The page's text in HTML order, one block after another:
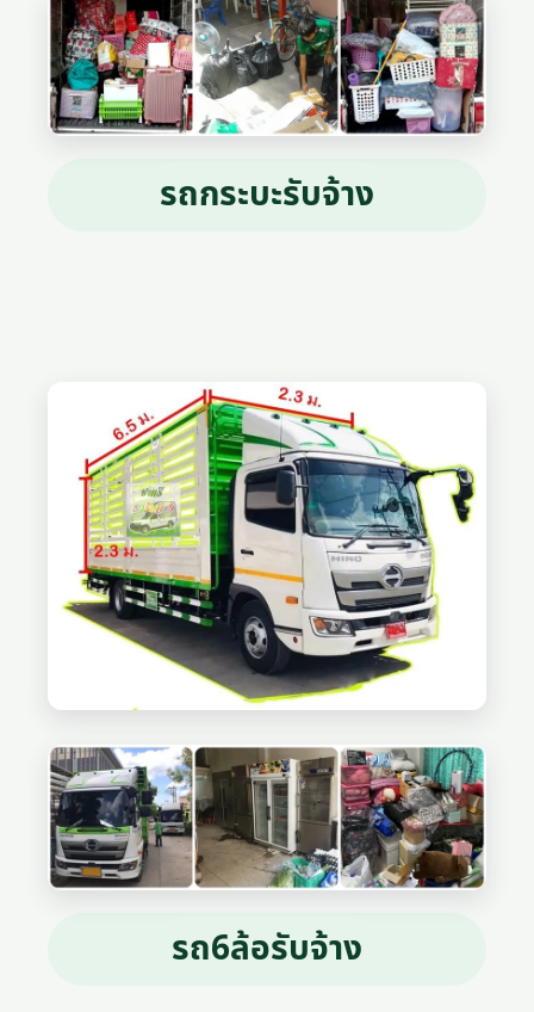
รถกระบะรับจ้าง
รถ6ล้อรับจ้าง